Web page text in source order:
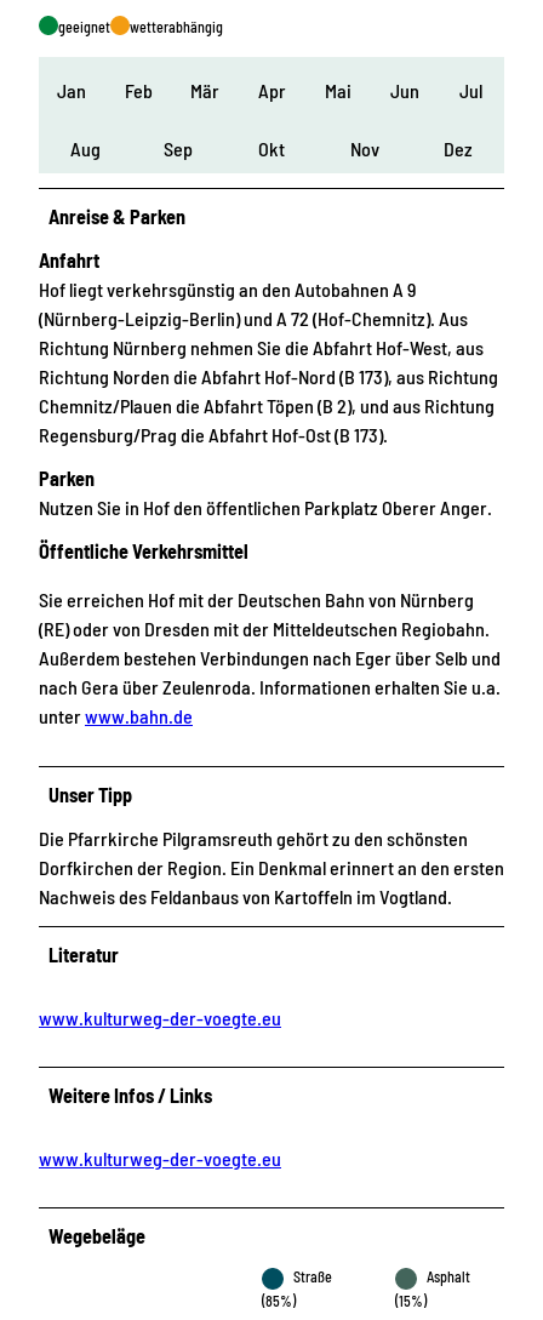
geeignet wetterabhängig
Jan Feb Mär Apr Mai Jun Jul
Aug Sep Okt Nov Dez
Anreise & Parken
Anfahrt
Hof liegt verkehrsgünstig an den Autobahnen A 9
(Nürnberg-Leipzig-Berlin) und A 72 (Hof-Chemnitz). Aus
Richtung Nürnberg nehmen Sie die Abfahrt Hof-West, aus
Richtung Norden die Abfahrt Hof-Nord (B 173), aus Richtung
Chemnitz/Plauen die Abfahrt Töpen (B 2), und aus Richtung
Regensburg/Prag die Abfahrt Hof-Ost (B 173).
Parken
Nutzen Sie in Hof den öffentlichen Parkplatz Oberer Anger.
Öffentliche Verkehrsmittel
Sie erreichen Hof mit der Deutschen Bahn von Nürnberg
(RE) oder von Dresden mit der Mitteldeutschen Regiobahn.
Außerdem bestehen Verbindungen nach Eger über Selb und
nach Gera über Zeulenroda. Informationen erhalten Sie u.a.
unterwww.bahn.de
Unser Tipp
Die Pfarrkirche Pilgramsreuth gehört zu den schönsten
Dorfkirchen der Region. Ein Denkmal erinnert an den ersten
Nachweis des Feldanbaus von Kartoffeln im Vogtland.
Literatur
www.kulturweg-der-voegte.eu
Weitere Infos / Links
www.kulturweg-der-voegte.eu
Wegebeläge
Straße
(85%)
Asphalt
(15%)